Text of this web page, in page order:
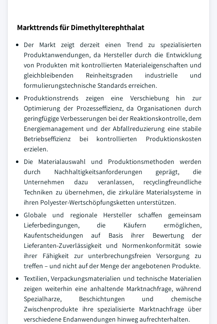
Markttrends für Dimethylterephthalat
Der Markt zeigt derzeit einen Trend zu spezialisierten
Produktanwendungen, da Hersteller durch die Entwicklung
von Produkten mit kontrollierten Materialeigenschaften und
gleichbleibenden Reinheitsgraden industrielle und
formulierungstechnische Standards erreichen.
Produktionstrends zeigen eine Verschiebung hin zur
Optimierung der Prozesseffizienz, da Organisationen durch
geringfügige Verbesserungen bei der Reaktionskontrolle, dem
Energiemanagement und der Abfallreduzierung eine stabile
Betriebseffizienz bei kontrollierten Produktionskosten
erzielen.
Die Materialauswahl und Produktionsmethoden werden
durch Nachhaltigkeitsanforderungen geprägt, die
Unternehmen dazu veranlassen, recyclingfreundliche
Techniken zu übernehmen, die zirkuläre Materialsysteme in
ihren Polyester-Wertschöpfungsketten unterstützen.
Globale und regionale Hersteller schaffen gemeinsam
Lieferbedingungen, die Käufern ermöglichen,
Kaufentscheidungen auf Basis ihrer Bewertung der
Lieferanten-Zuverlässigkeit und Normenkonformität sowie
ihrer Fähigkeit zur unterbrechungsfreien Versorgung zu
treffen – und nicht auf der Menge der angebotenen Produkte.
Textilien, Verpackungsmaterialien und technische Materialien
zeigen weiterhin eine anhaltende Marktnachfrage, während
Spezialharze, Beschichtungen und chemische
Zwischenprodukte ihre spezialisierte Marktnachfrage über
verschiedene Endanwendungen hinweg aufrechterhalten.